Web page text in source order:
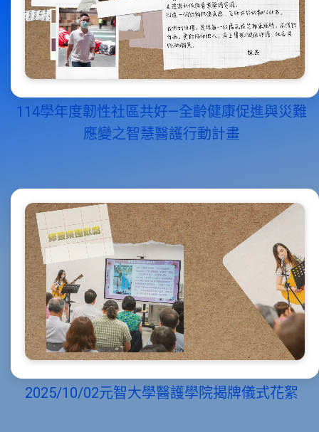
114學年度韌性社區共好—全齡健康促進與災難
應變之智慧醫護行動計畫
2025/10/02元智大學醫護學院揭牌儀式花絮